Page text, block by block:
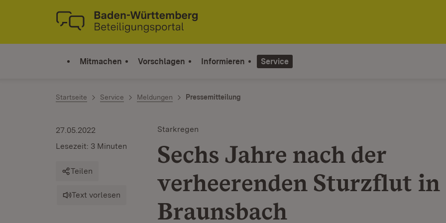
Zum Inhalt springen
Link zur Startseite
Mitmachen Vorschlagen Informieren Service
Startseite Service Meldungen Pressemitteilung
Starkregen
Sechs Jahre nach der
verheerenden Sturzflut in
Braunsbach
27.05.2022
Lesezeit: 3 Minuten
Teilen
Text vorlesen